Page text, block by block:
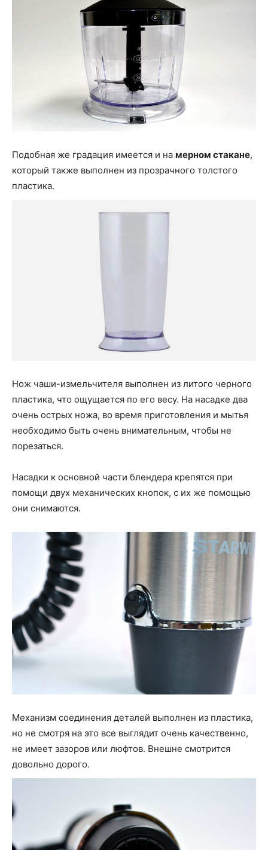
Подобная же градация имеется и на мерном стакане,
который также выполнен из прозрачного толстого
пластика.
Нож чаши-измельчителя выполнен из литого черного
пластика, что ощущается по его весу. На насадке два
очень острых ножа, во время приготовления и мытья
необходимо быть очень внимательным, чтобы не
порезаться.
Насадки к основной части блендера крепятся при
помощи двух механических кнопок, с их же помощью
они снимаются.
Механизм соединения деталей выполнен из пластика,
но не смотря на это все выглядит очень качественно,
не имеет зазоров или люфтов. Внешне смотрится
довольно дорого.